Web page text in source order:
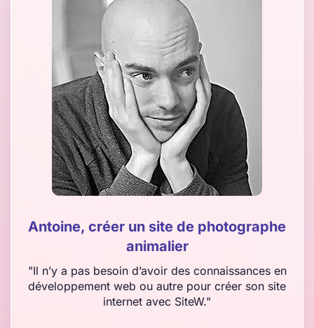
Antoine, créer un site de photographe
animalier
"Il n’y a pas besoin d’avoir des connaissances en
développement web ou autre pour créer son site
internet avec SiteW."